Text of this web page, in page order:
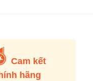
Cam kết
hãng